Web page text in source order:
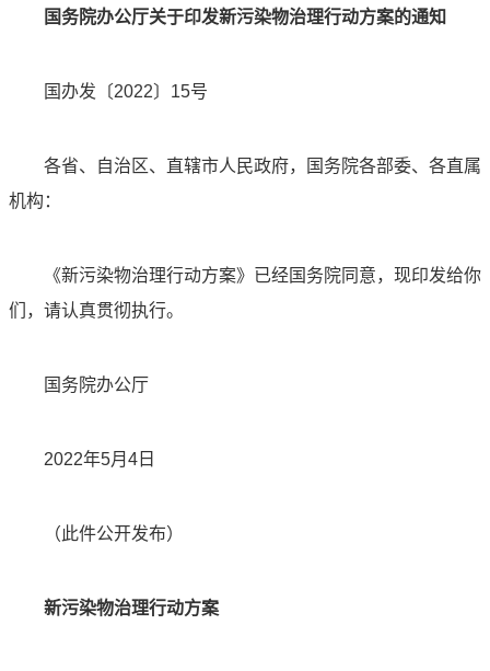
国务院办公厅关于印发新污染物治理行动方案的通知
国办发〔2022〕15号
各省、自治区、直辖市人民政府，国务院各部委、各直属
机构：
《新污染物治理行动方案》已经国务院同意，现印发给你
们，请认真贯彻执行。
国务院办公厅
2022年5月4日
（此件公开发布）
新污染物治理行动方案